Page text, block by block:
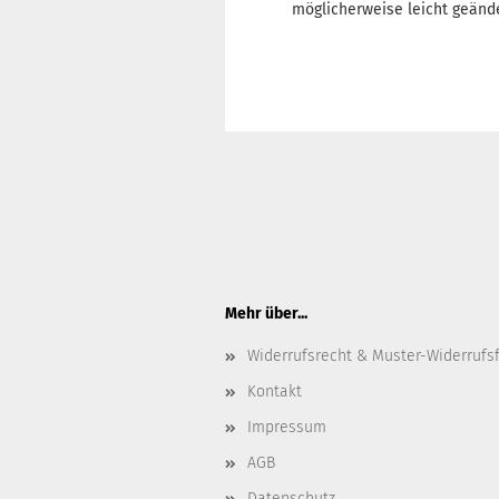
möglicherweise leicht
Mehr über...
Widerrufsrecht & Muster-
Kontakt
Impressum
AGB